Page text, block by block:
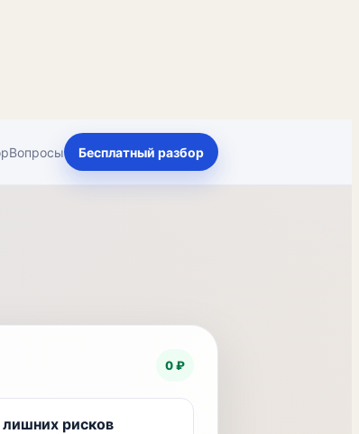
Вопросы Бесплатный разбор
0 ₽
рисков